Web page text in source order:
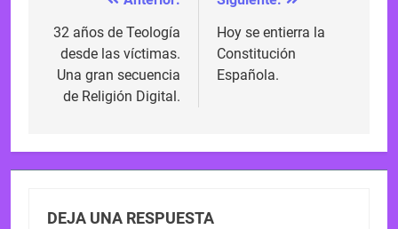
de
entradas
32 años de Teología
desde las víctimas.
Una gran secuencia
de Religión Digital.
Hoy se entierra la
Constitución
Española.
DEJA UNA RESPUESTA